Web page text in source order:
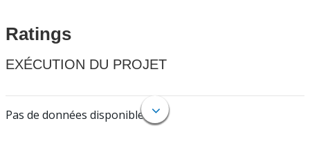
Ratings
EXÉCUTION DU PROJET
Pas de données disponibles.